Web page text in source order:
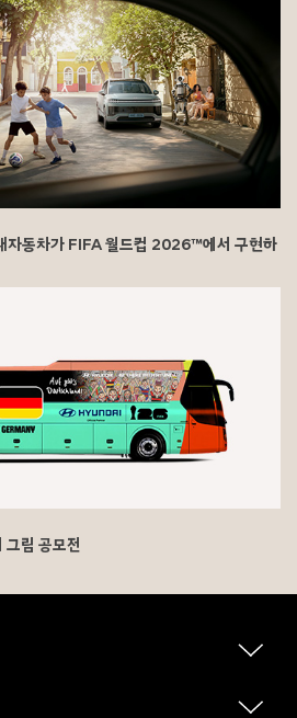
자동차가 FIFA 월드컵 2026™에서 구현하
림 공모전